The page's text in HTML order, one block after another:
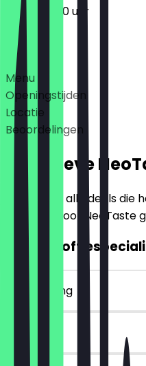
10:00 - 18:00 uur
Deals
Menu
Openingstijden
Locatie
Beoordelingen
Exclusieve
Hier vind je alle deals die
aanbiedt voor NeoTaste
2voor1
~€ 5 korting
90 dagen